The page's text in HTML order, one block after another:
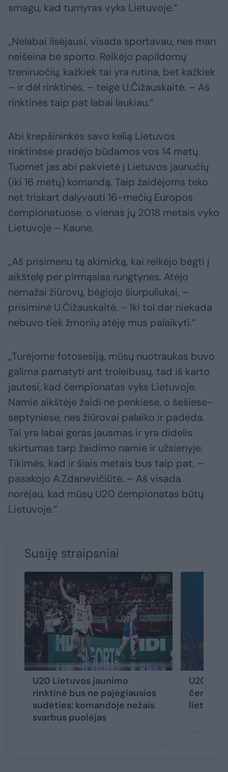
smagu, kad turnyras vyks Lietuvoje.“
„Nelabai ilsėjausi, visada sportavau, nes man
neišeina be sporto. Reikėjo papildomų
treniruočių, kažkiek tai yra rutina, bet kažkiek
– ir dėl rinktinės, – teigė U.Čižauskaitė. – Aš
rinktinės taip pat labai laukiau.“
Abi krepšininkės savo kelią Lietuvos
rinktinėse pradėjo būdamos vos 14 metų.
Tuomet jas abi pakvietė į Lietuvos jaunučių
(iki 16 metų) komandą. Taip žaidėjoms teko
net triskart dalyvauti 16-mečių Europos
čempionatuose, o vienas jų 2018 metais vyko
Lietuvoje – Kaune.
„Aš prisimenu tą akimirką, kai reikėjo bėgti į
aikštelę per pirmąsias rungtynes. Atėjo
nemažai žiūrovų, bėgiojo šiurpuliukai, –
prisiminė U.Čižauskaitė. – Iki tol dar niekada
nebuvo tiek žmonių atėję mus palaikyti.“
„Turėjome fotosesiją, mūsų nuotraukas buvo
galima pamatyti ant troleibusų, tad iš karto
jautėsi, kad čempionatas vyks Lietuvoje.
Namie aikštėje žaidi ne penkiese, o šešiese-
septyniese, nes žiūrovai palaiko ir padeda.
Tai yra labai geras jausmas ir yra didelis
skirtumas tarp žaidimo namie ir užsienyje.
Tikimės, kad ir šiais metais bus taip pat, –
pasakojo A.Zdanevičiūtė. – Aš visada
norėjau, kad mūsų U20 čempionatas būtų
Lietuvoje.“
Susiję straipsniai
U20 Lietuvos jaunimo
rinktinė bus ne pajėgiausios
sudėties: komandoje nežais
svarbus puolėjas
U20